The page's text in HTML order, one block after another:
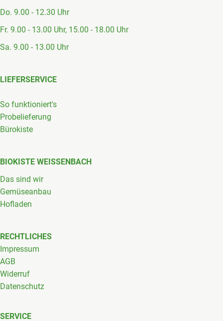
Do. 9.00 - 12.30 Uhr
Fr. 9.00 - 13.00 Uhr, 15.00 - 18.00 Uhr
Sa. 9.00 - 13.00 Uhr
LIEFERSERVICE
So funktioniert's
Probelieferung
Bürokiste
BIOKISTE WEISSENBACH
Das sind wir
Gemüseanbau
Hofladen
RECHTLICHES
Impressum
AGB
Widerruf
Datenschutz
SERVICE